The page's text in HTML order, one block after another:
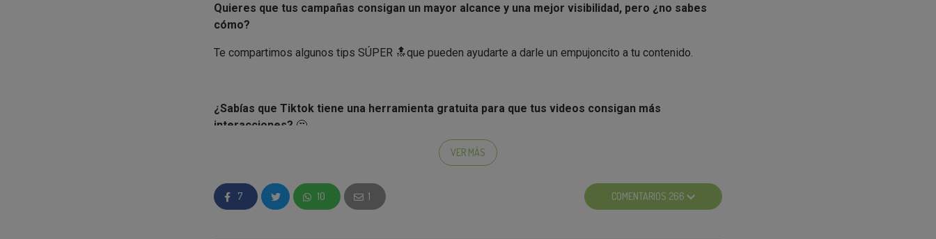
Quieres que tus campañas consigan un mayor alcance y una mejor visibilidad, pero ¿no sabes
cómo?
Te compartimos algunos tips SÚPER 🔝que pueden ayudarte a darle un empujoncito a tu contenido.
¿Sabías que Tiktok tiene una herramienta gratuita para que tus videos consigan más
interacciones? 🤔
Creators Search Insight , y es una plataforma que te ayuda a ver qué
tendencias pueden encajar con tus videos para que la plataforma los visibilice más.
Si no tenías ni idea de que se trata… No te preocupes aquí te dejamos unos videos que te lo explican y
unos ejemplos para que puedas hacerlo con esta campaña. 😉
VER MÁS
7 10 1 COMENTARIOS 266